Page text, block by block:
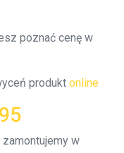
poznać cenę w
produkt online
w